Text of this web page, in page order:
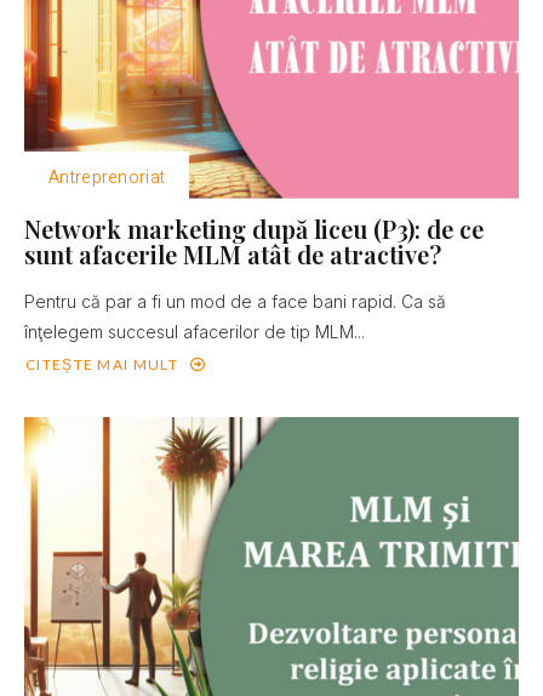
Antreprenoriat
Network marketing după liceu (P3): de ce
sunt afacerile MLM atât de atractive?
Pentru că par a fi un mod de a face bani rapid. Ca să
înţelegem succesul afacerilor de tip MLM...
CITEȘTE MAI MULT